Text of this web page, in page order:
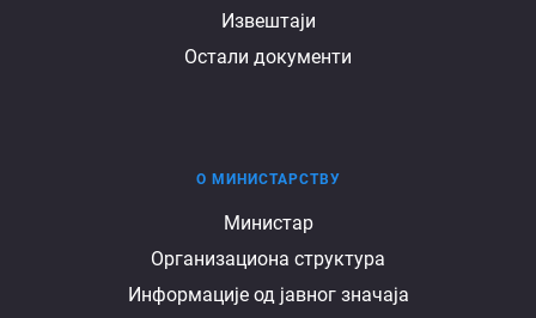
Извештаји
Остали документи
министарству
О МИНИСТАРСТВУ
Министар
Организациона структура
Информације од јавног значаја